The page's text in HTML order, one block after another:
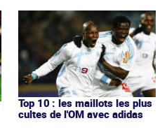
Top 10 : les maillots les plus
cultes de l'OM avec adidas